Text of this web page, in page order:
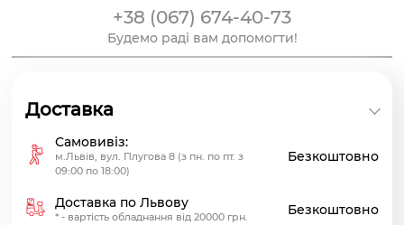
+38 (067) 674-40-73
Будемо раді вам допомогти!
Доставка
Самовивіз:
м.Львів, вул. Плугова 8 (з пн. по пт. з
09:00 по 18:00)
Безкоштовно
Доставка по Львову
* - вартість обладнання від 20000 грн. Безкоштовно